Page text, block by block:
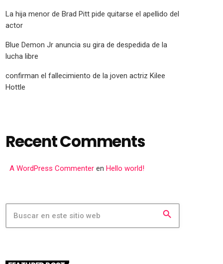
La hija menor de Brad Pitt pide quitarse el apellido del
actor
Blue Demon Jr anuncia su gira de despedida de la
lucha libre
confirman el fallecimiento de la joven actriz Kilee
Hottle
Recent Comments
A WordPress Commenter en Hello world!
search